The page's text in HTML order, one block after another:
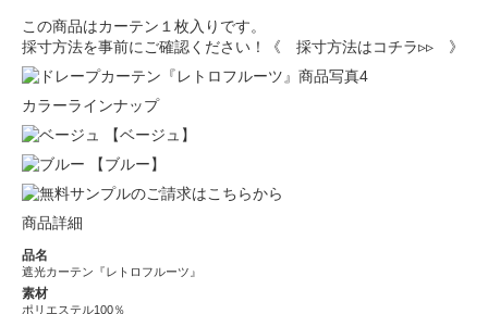
この商品はカーテン１枚入りです。
採寸方法を事前にご確認ください！
《 採寸方法はコチラ▹▹ 》
カラーラインナップ
【ベージュ】
【ブルー】
商品詳細
品名
遮光カーテン『レトロフルーツ』
素材
ポリエステル100％